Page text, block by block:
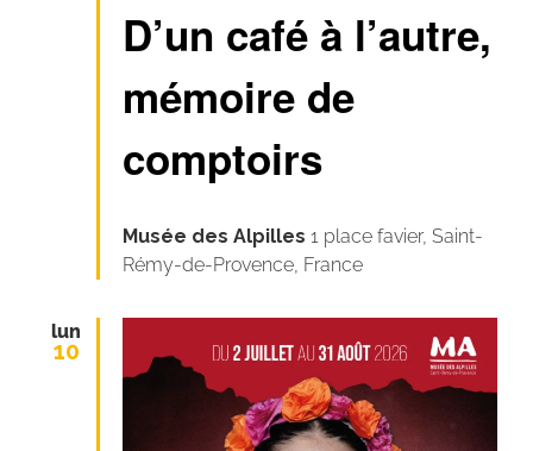
D’un café à l’autre,
mémoire de
comptoirs
Musée des Alpilles1 place favier, Saint-
Rémy-de-Provence, France
lun
10